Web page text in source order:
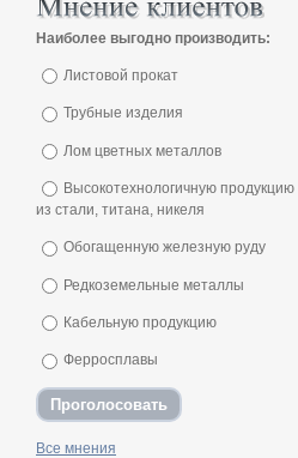
Наиболее выгодно производить:
Листовой прокат
Трубные изделия
Лом цветных металлов
Высокотехнологичную продукцию
из стали, титана, никеля
Обогащенную железную руду
Редкоземельные металлы
Кабельную продукцию
Ферросплавы
Все мнения